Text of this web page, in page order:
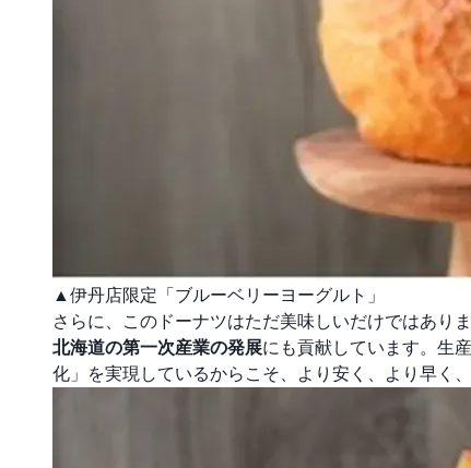
▲伊丹店限定「ブルーベリーヨーグルト」
さらに、このドーナツはただ美味しいだけではあり
北海道の第一次産業の発展にも貢献しています。生
化」を実現しているからこそ、より安く、より早く